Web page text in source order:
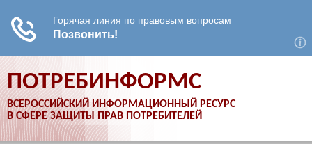
ПОТРЕБИНФОРМС
ВСЕРОССИЙСКИЙ ИНФОРМАЦИОННЫЙ РЕСУРС
В СФЕРЕ ЗАЩИТЫ ПРАВ ПОТРЕБИТЕЛЕЙ